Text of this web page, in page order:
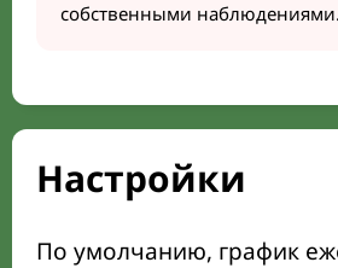
собственными наблюдениями.
Настройки
По умолчанию, график